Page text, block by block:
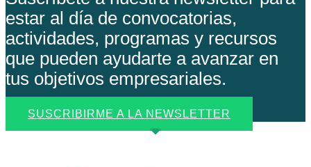
estar al día de convocatorias,
actividades, programas y recursos
que pueden ayudarte a avanzar en
tus objetivos empresariales.
SUSCRIBIRME A LA NEWSLETTER